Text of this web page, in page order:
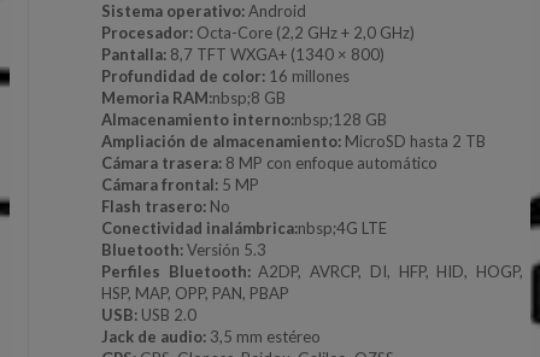
Sistema operativo:Android
Procesador: Octa-Core (2,2 GHz + 2,0 GHz)
Pantalla: 8,7 TFT WXGA+ (1340 × 800)
Profundidad de color: 16 millones
Memoria RAM:nbsp;8 GB
Almacenamiento interno:nbsp;128 GB
Ampliación de almacenamiento: MicroSD hasta 2 TB
Cámara trasera: 8 MP con enfoque automático
Cámara frontal: 5 MP
Flash trasero: No
Conectividad inalámbrica:nbsp;4G LTE
Bluetooth:Versión 5.3
Perfiles Bluetooth:A2DP, AVRCP, DI, HFP, HID, HOGP,
HSP, MAP, OPP, PAN, PBAP
USB: USB 2.0
Jack de audio: 3,5 mm estéreo